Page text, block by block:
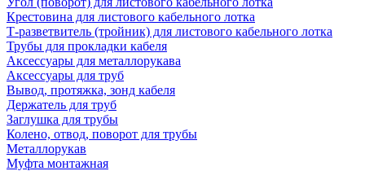
Крестовина для листового кабельного лотка
Т-разветвитель (тройник) для листового кабельного лотка
Трубы для прокладки кабеля
Аксессуары для металлорукава
Аксессуары для труб
Вывод, протяжка, зонд кабеля
Держатель для труб
Заглушка для трубы
Колено, отвод, поворот для трубы
Металлорукав
Муфта монтажная